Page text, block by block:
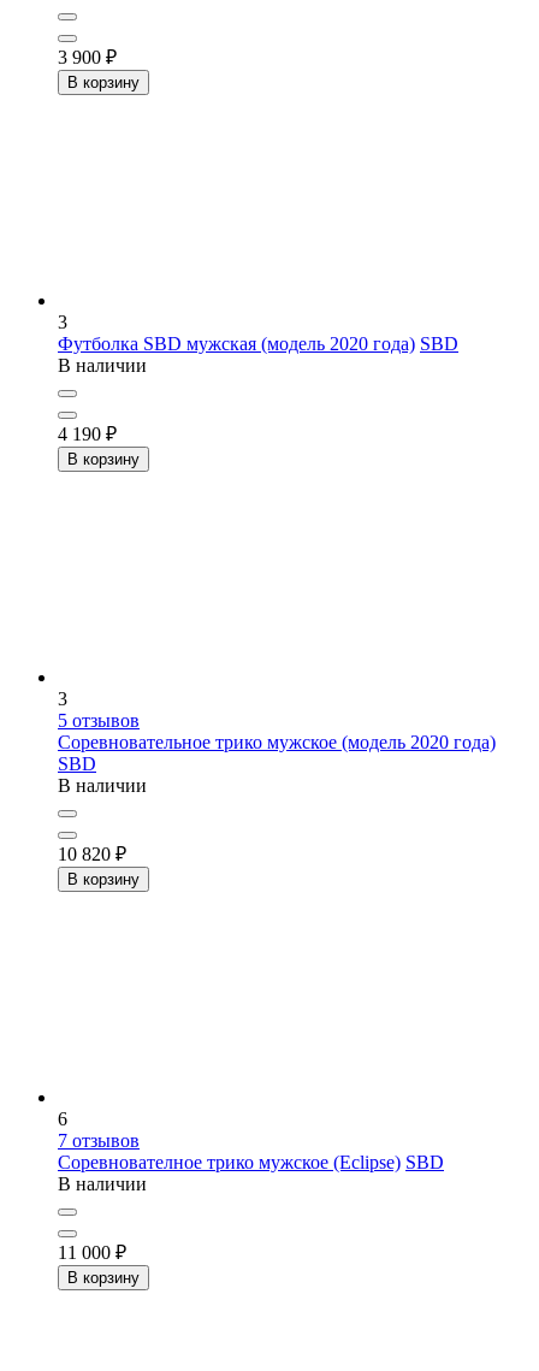
3 900 ₽
В корзину
3
Футболка SBD мужская (модель 2020 года) SBD
В наличии
4 190 ₽
В корзину
3
5 отзывов
Соревновательное трико мужское (модель 2020 года)
SBD
В наличии
10 820 ₽
В корзину
6
7 отзывов
Соревнователное трико мужское (Eclipse) SBD
В наличии
11 000 ₽
В корзину